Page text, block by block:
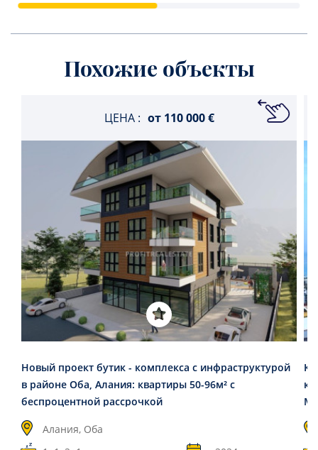
Похожие объекты
ЦЕНА : от 110 000 €
Новый проект бутик - комплекса с инфраструктурой
в районе Оба, Алания: квартиры 50-96м² с
беспроцентной рассрочкой
Алания, Оба